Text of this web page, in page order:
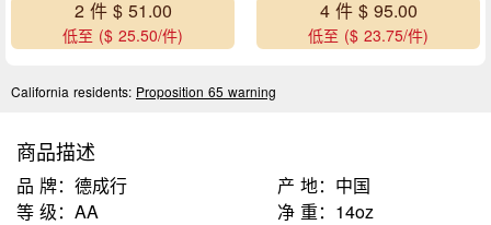
2 件 $ 51.00
低至 ($ 25.50/件)
4 件 $ 95.00
低至 ($ 23.75/件)
California residents: Proposition 65 warning
商品描述
品 牌：德成行
产 地：中国
等 级：AA
净 重：14oz